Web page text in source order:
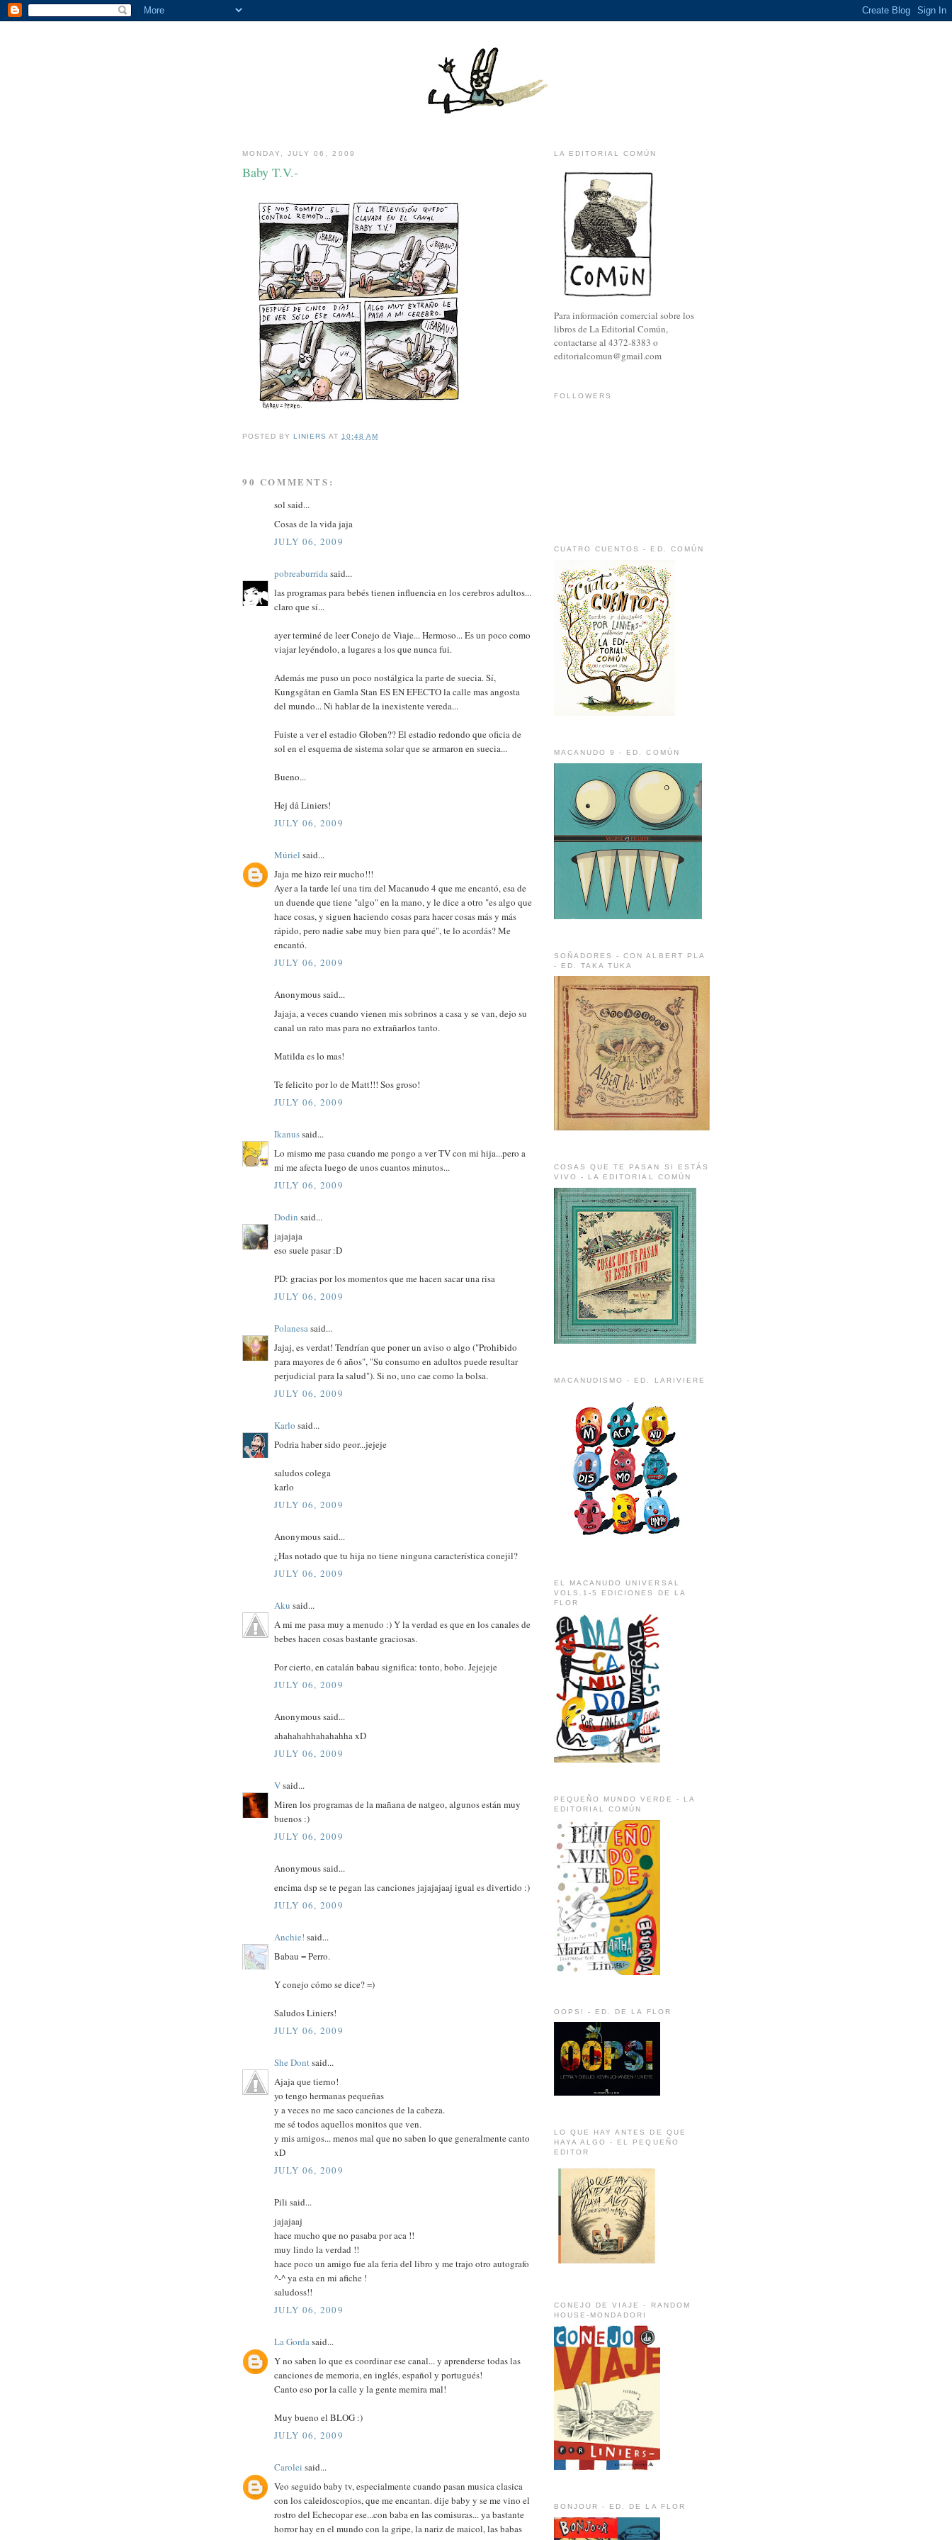
MONDAY, JULY 06, 2009
Baby T.V.-
POSTED BY LINIERS AT10:48 AM
90 COMMENTS:
sol said...
Cosas de la vida jaja
JULY 06, 2009
pobreaburridasaid...
las programas para bebés tienen influencia en los cerebros adultos...
claro que sí...
ayer terminé de leer Conejo de Viaje... Hermoso... Es un poco como
viajar leyéndolo, a lugares a los que nunca fui.
Además me puso un poco nostálgica la parte de suecia. Sí,
Kungsgåtan en Gamla Stan ES EN EFECTO la calle mas angosta
del mundo... Ni hablar de la inexistente vereda...
Fuiste a ver el estadio Globen?? El estadio redondo que oficia de
sol en el esquema de sistema solar que se armaron en suecia...
Bueno...
Hej då Liniers!
JULY 06, 2009
Múriel said...
Jaja me hizo reir mucho!!!
Ayer a la tarde leí una tira del Macanudo 4 que me encantó, esa de
un duende que tiene "algo" en la mano, y le dice a otro "es algo que
hace cosas, y siguen haciendo cosas para hacer cosas más y más
rápido, pero nadie sabe muy bien para qué", te lo acordás? Me
encantó.
JULY 06, 2009
Anonymous said...
Jajaja, a veces cuando vienen mis sobrinos a casa y se van, dejo su
canal un rato mas para no extrañarlos tanto.
Matilda es lo mas!
Te felicito por lo de Matt!!! Sos groso!
JULY 06, 2009
Ikanussaid...
Lo mismo me pasa cuando me pongo a ver TV con mi hija...pero a
mi me afecta luego de unos cuantos minutos...
JULY 06, 2009
Dodin said...
jajajaja
eso suele pasar :D
PD: gracias por los momentos que me hacen sacar una risa
JULY 06, 2009
Polanesasaid...
Jajaj, es verdat! Tendrían que poner un aviso o algo ("Prohibido
para mayores de 6 años", "Su consumo en adultos puede resultar
perjudicial para la salud"). Si no, uno cae como la bolsa.
JULY 06, 2009
Karlo said...
Podria haber sido peor...jejeje
saludos colega
karlo
JULY 06, 2009
Anonymous said...
¿Has notado que tu hija no tiene ninguna característica conejil?
JULY 06, 2009
Aku said...
A mi me pasa muy a menudo :) Y la verdad es que en los canales de
bebes hacen cosas bastante graciosas.
Por cierto, en catalán babau significa: tonto, bobo. Jejejeje
JULY 06, 2009
Anonymous said...
ahahahahhahahahha xD
JULY 06, 2009
Vsaid...
Miren los programas de la mañana de natgeo, algunos están muy
buenos :)
JULY 06, 2009
Anonymous said...
encima dsp se te pegan las canciones jajajajaaj igual es divertido :)
JULY 06, 2009
Anchie! said...
Babau = Perro.
Y conejo cómo se dice? =)
Saludos Liniers!
JULY 06, 2009
She Dontsaid...
Ajaja que tierno!
yo tengo hermanas pequeñas
y a veces no me saco canciones de la cabeza.
me sé todos aquellos monitos que ven.
y mis amigos... menos mal que no saben lo que generalmente canto
xD
JULY 06, 2009
Pili said...
jajajaaj
hace mucho que no pasaba por aca !!
muy lindo la verdad !!
hace poco un amigo fue ala feria del libro y me trajo otro autografo
^-^ ya esta en mi afiche !
saludoss!!
JULY 06, 2009
La Gordasaid...
Y no saben lo que es coordinar ese canal... y aprenderse todas las
canciones de memoria, en inglés, español y portugués!
Canto eso por la calle y la gente memira mal!
Muy bueno el BLOG :)
JULY 06, 2009
Carolei said...
Veo seguido baby tv, especialmente cuando pasan musica clasica
con los caleidoscopios, que me encantan. dije baby y se me vino el
rostro del Echecopar ese...con baba en las comisuras... ya bastante
horror hay en el mundo con la gripe, la nariz de maicol, las babas
LA EDITORIAL COMÚN
Para información comercial sobre los
libros de La Editorial Común,
contactarse al 4372-8383 o
editorialcomun@gmail.com
FOLLOWERS
CUATRO CUENTOS - ED. COMÚN
MACANUDO 9 - ED. COMÚN
SOÑADORES - CON ALBERT PLA
- ED. TAKA TUKA
COSAS QUE TE PASAN SI ESTÁS
VIVO - LA EDITORIAL COMÚN
MACANUDISMO - ED. LARIVIERE
EL MACANUDO UNIVERSAL
VOLS.1-5 EDICIONES DE LA
FLOR
PEQUEÑO MUNDO VERDE - LA
EDITORIAL COMÚN
OOPS! - ED. DE LA FLOR
LO QUE HAY ANTES DE QUE
HAYA ALGO - EL PEQUEÑO
EDITOR
CONEJO DE VIAJE - RANDOM
HOUSE-MONDADORI
BONJOUR - ED. DE LA FLOR